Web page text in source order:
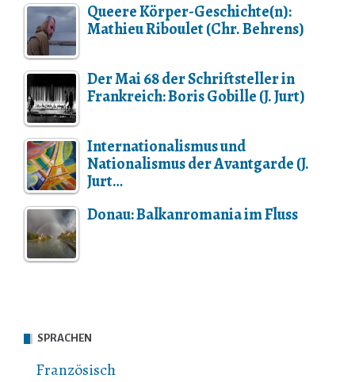
Queere Körper-Geschichte(n):
Mathieu Riboulet (Chr. Behrens)
Der Mai 68 der Schriftsteller in
Frankreich: Boris Gobille (J. Jurt)
Internationalismus und
Nationalismus der Avantgarde (J.
Jurt…
Donau: Balkanromania im Fluss
SPRACHEN
Französisch